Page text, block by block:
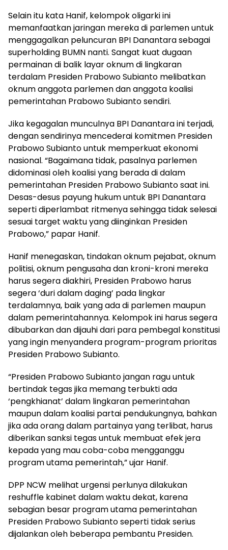
Selain itu kata Hanif, kelompok oligarki ini
memanfaatkan jaringan mereka di parlemen untuk
menggagalkan peluncuran BPI Danantara sebagai
superholding BUMN nanti. Sangat kuat dugaan
permainan di balik layar oknum di lingkaran
terdalam Presiden Prabowo Subianto melibatkan
oknum anggota parlemen dan anggota koalisi
pemerintahan Prabowo Subianto sendiri.
Jika kegagalan munculnya BPI Danantara ini terjadi,
dengan sendirinya mencederai komitmen Presiden
Prabowo Subianto untuk memperkuat ekonomi
nasional. “Bagaimana tidak, pasalnya parlemen
didominasi oleh koalisi yang berada di dalam
pemerintahan Presiden Prabowo Subianto saat ini.
Desas-desus payung hukum untuk BPI Danantara
seperti diperlambat ritmenya sehingga tidak selesai
sesuai target waktu yang diinginkan Presiden
Prabowo,” papar Hanif.
Hanif menegaskan, tindakan oknum pejabat, oknum
politisi, oknum pengusaha dan kroni-kroni mereka
harus segera diakhiri, Presiden Prabowo harus
segera ‘duri dalam daging’ pada lingkar
terdalamnya, baik yang ada di parlemen maupun
dalam pemerintahannya. Kelompok ini harus segera
dibubarkan dan dijauhi dari para pembegal konstitusi
yang ingin menyandera program-program prioritas
Presiden Prabowo Subianto.
“Presiden Prabowo Subianto jangan ragu untuk
bertindak tegas jika memang terbukti ada
‘pengkhianat’ dalam lingkaran pemerintahan
maupun dalam koalisi partai pendukungnya, bahkan
jika ada orang dalam partainya yang terlibat, harus
diberikan sanksi tegas untuk membuat efek jera
kepada yang mau coba-coba mengganggu
program utama pemerintah,” ujar Hanif.
DPP NCW melihat urgensi perlunya dilakukan
reshuffle kabinet dalam waktu dekat, karena
sebagian besar program utama pemerintahan
Presiden Prabowo Subianto seperti tidak serius
dijalankan oleh beberapa pembantu Presiden.